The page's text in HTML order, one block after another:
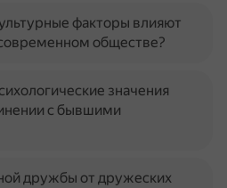
факторы влияют
обществе?
значения
с бывшими
дружбы от дружеских